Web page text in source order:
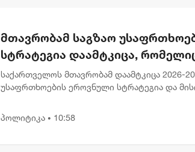
მთავრობამ საგზაო
სტრატეგია დაამტკიცა,
დაშავებულთა და დაღუპულთა
ით შემცირებას ითვალისწინებს
საქართველოს მთავრობამ დაამტკიცა 2026-
უსაფრთხოების ეროვნული სტრატეგია და
დაღუპულთა რაოდენობის 2...
პოლიტიკა • 10:58